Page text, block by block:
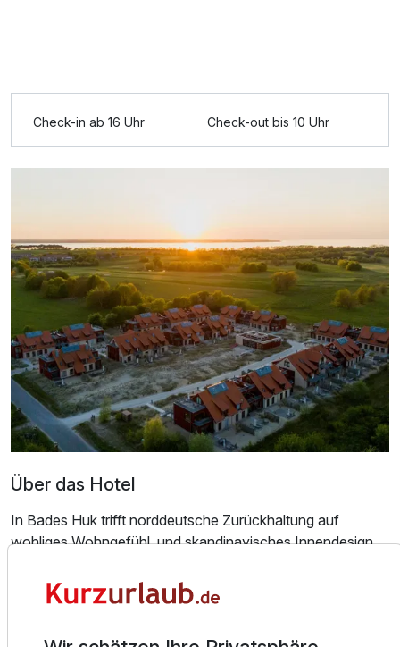
2-Raum Appartement
2 Erwachsene und 2 Kinder
Ausstattung
Check-in ab 16 Uhr Check-out bis 10 Uhr
Über das Hotel
In Bades Huk trifft norddeutsche Zurückhaltung auf
wohliges Wohngefühl, und skandinavisches Innendesign
Ostseeküste. Gemütlichkeit, Komfort und ein Hauch von
Luxus: Wohnen in Bades Huk bedeutet, sich gut